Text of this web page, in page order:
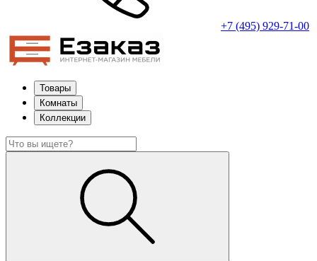
+7 (495) 929-71-00
Товары
Комнаты
Коллекции